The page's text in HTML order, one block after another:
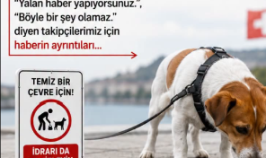
* Kızılay Doğal Maden Suyu
* Şişe: 200 ml
* Son tüketim tarihi: 31 Temmuz 2027
* Kızılay Elma Aromalı Gazlı İçecek
* Şişe: 200 ml
* Son tüketim tarihi: 20 Şubat 2027